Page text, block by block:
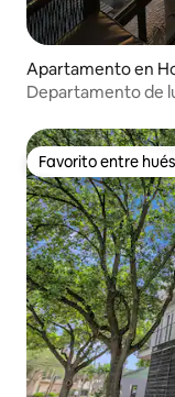
Apartamento en
Departamento de
Favorito entre
Favorito entre